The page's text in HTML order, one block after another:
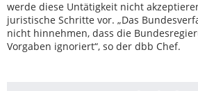
werde diese Untätigkeit nicht
juristische Schritte vor. „Das
nicht hinnehmen, dass die
Vorgaben ignoriert“, so der dbb Chef.